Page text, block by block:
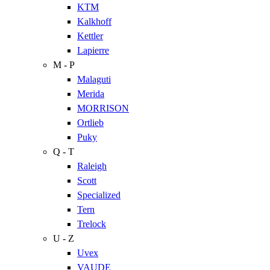
KTM
Kalkhoff
Kettler
Lapierre
M - P
Malaguti
Merida
MORRISON
Ortlieb
Puky
Q - T
Raleigh
Scott
Specialized
Tern
Trelock
U - Z
Uvex
VAUDE